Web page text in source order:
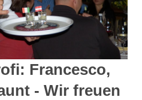
Francesco,
- Wir freuen